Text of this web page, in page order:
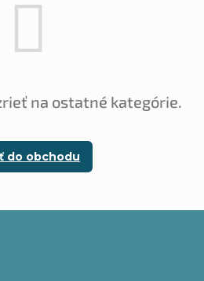
na ostatné kategórie.
do obchodu